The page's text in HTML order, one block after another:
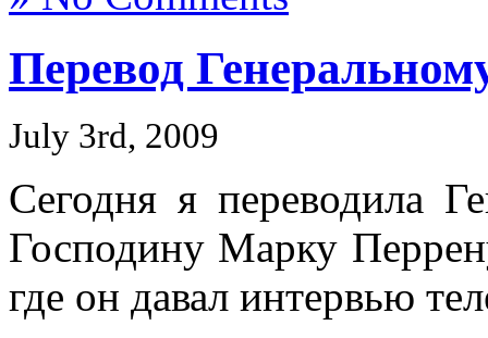
Перевод
July 3rd, 2009
Сегодня я переводила
Господину Марку
где он давал интервью